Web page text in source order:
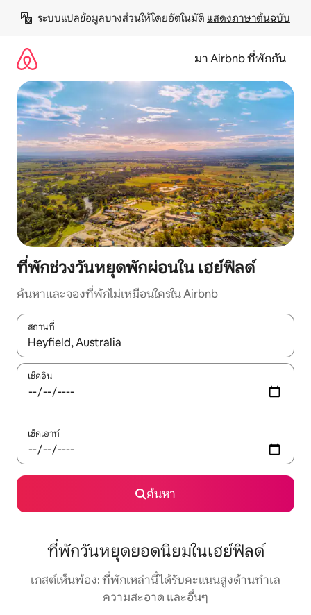
เนื้อหา
ระบบแปลข้อมูลบางส่วนให้โดยอัตโนมัติ แสดงภาษาต้นฉบับ
มา Airbnb ที่พักกัน
ที่พักช่วงวันหยุดพักผ่อนใน เฮย์ฟิลด์
ค้นหาและจองที่พักไม่เหมือนใครใน Airbnb
สถานที่
ใช้ลูกศรขึ้นลง หรือใช้การสัมผัสหรือปัด เพื่อสำรวจผลการค้นหา
เช็คอิน
เช็คเอาท์
ค้นหา
ที่พักวันหยุดยอดนิยมในเฮย์ฟิลด์
เกสต์เห็นพ้อง: ที่พักเหล่านี้ได้รับคะแนนสูงด้านทำเล
ความสะอาด และอื่นๆ